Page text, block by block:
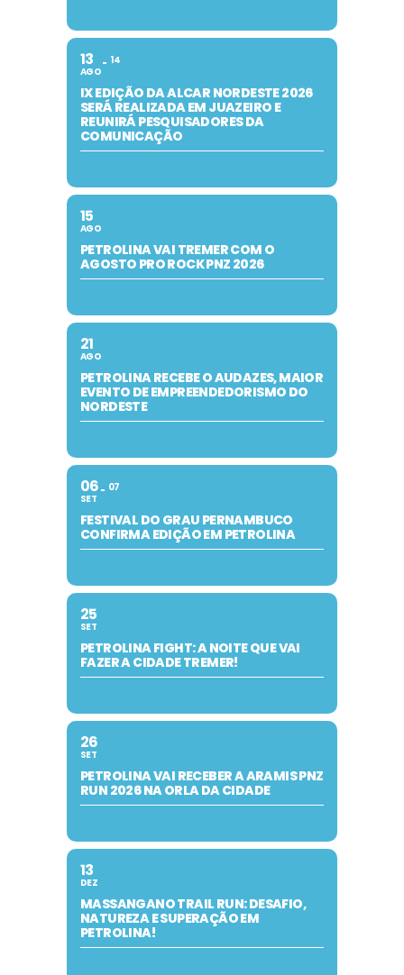
13
AGO
14
IX EDIÇÃO DA ALCAR NORDESTE 2026
SERÁ REALIZADA EM JUAZEIRO E
REUNIRÁ PESQUISADORES DA
COMUNICAÇÃO
15
AGO
PETROLINA VAI TREMER COM O
AGOSTO PRO ROCK PNZ 2026
21
AGO
PETROLINA RECEBE O AUDAZES, MAIOR
EVENTO DE EMPREENDEDORISMO DO
NORDESTE
06
SET
07
FESTIVAL DO GRAU PERNAMBUCO
CONFIRMA EDIÇÃO EM PETROLINA
25
SET
PETROLINA FIGHT: A NOITE QUE VAI
FAZER A CIDADE TREMER!
26
SET
PETROLINA VAI RECEBER A ARAMIS PNZ
RUN 2026 NA ORLA DA CIDADE
13
DEZ
MASSANGANO TRAIL RUN: DESAFIO,
NATUREZA E SUPERAÇÃO EM
PETROLINA!